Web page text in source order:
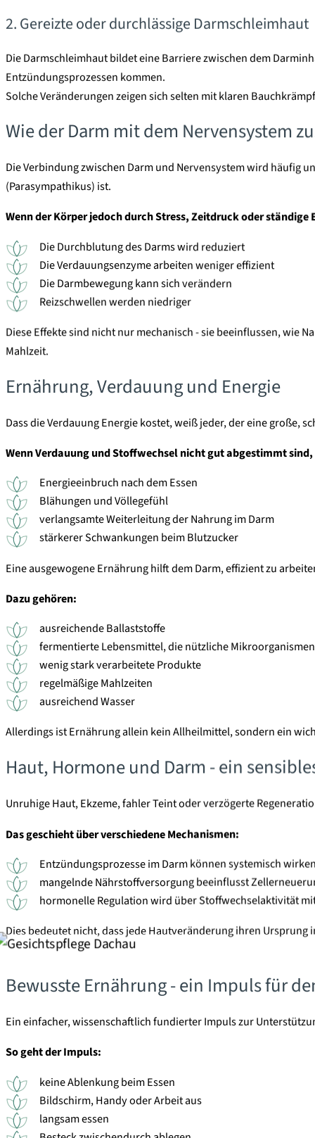
2. Gereizte oder durchlässige Darmschleimhaut
Die Darmschleimhaut bildet eine Barriere zwischen dem
Entzündungsprozessen kommen.
Solche Veränderungen zeigen sich selten mit klaren
Wie der Darm mit dem Nervensystem
Die Verbindung zwischen Darm und Nervensystem wird häufig
(Parasympathikus) ist.
Wenn der Körper jedoch durch Stress, Zeitdruck oder
Die Durchblutung des Darms wird reduziert
Die Verdauungsenzyme arbeiten weniger effizient
Die Darmbewegung kann sich verändern
Reizschwellen werden niedriger
Diese Effekte sind nicht nur mechanisch - sie beeinflussen, wie
Mahlzeit.
Ernährung, Verdauung und Energie
Dass die Verdauung Energie kostet, weiß jeder, der eine große,
Wenn Verdauung und Stoffwechsel nicht gut abgestimmt
Energieeinbruch nach dem Essen
Blähungen und Völlegefühl
verlangsamte Weiterleitung der Nahrung im Darm
stärkerer Schwankungen beim Blutzucker
Eine ausgewogene Ernährung hilft dem Darm, effizient zu
Dazu gehören:
ausreichende Ballaststoffe
fermentierte Lebensmittel, die nützliche
wenig stark verarbeitete Produkte
regelmäßige Mahlzeiten
ausreichend Wasser
Allerdings ist Ernährung allein kein Allheilmittel, sondern ein
Haut, Hormone und Darm - ein
Unruhige Haut, Ekzeme, fahler Teint oder verzögerte
Das geschieht über verschiedene Mechanismen:
Entzündungsprozesse im Darm können systemisch
mangelnde Nährstoffversorgung beeinflusst
hormonelle Regulation wird über Stoffwechselaktivität
Dies bedeutet nicht, dass jede Hautveränderung ihren
Bewusste Ernährung - ein Impuls für
Ein einfacher, wissenschaftlich fundierter Impuls zur
So geht der Impuls:
keine Ablenkung beim Essen
Bildschirm, Handy oder Arbeit aus
langsam essen